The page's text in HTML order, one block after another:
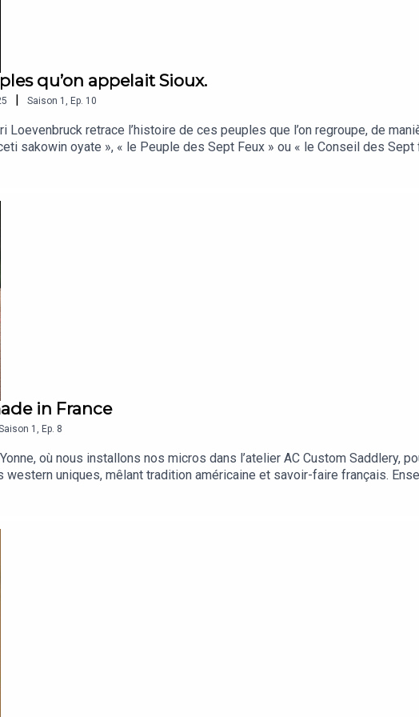
qu’on appelait Sioux.
| Saison 1 Ep. 10
Loevenbruck retrace l’histoire de ces peuples que l’on regroupe, de
sakowin oyate », « le Peuple des Sept Feux » ou « le Conseil des
histoire permet de mieux saisir les origines du mode de vie des
utilisées sont issues du catalogue de Pixabay : Viacheslav Starostin,
in France
1 Ep. 8
où nous installons nos micros dans l’atelier AC Custom Saddlery,
uniques, mêlant tradition américaine et savoir-faire français.
d’un métier où chaque couture raconte une histoire.Musiques
Anton Vlasov, BFCMUSIC, Brian Cradden, Charles Shomo, Dimmysad,